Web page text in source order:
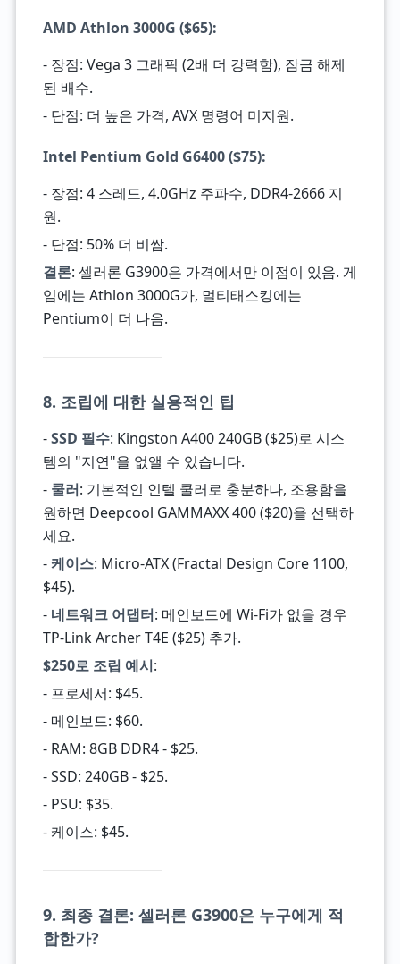
AMD Athlon 3000G ($65):
- 장점: Vega 3 그래픽 (2배 더 강력함), 잠금 해제
된 배수.
- 단점: 더 높은 가격, AVX 명령어 미지원.
Intel Pentium Gold G6400($75):
- 장점: 4 스레드, 4.0GHz 주파수, DDR4-2666 지
원.
- 단점: 50% 더 비쌈.
결론: 셀러론 G3900은 가격에서만 이점이 있음. 게
임에는 Athlon 3000G가, 멀티태스킹에는
Pentium이 더 나음.
8. 조립에 대한 실용적인 팁
-SSD 필수: Kingston A400 240GB ($25)로 시스
템의 "지연"을 없앨 수 있습니다.
- 쿨러: 기본적인 인텔 쿨러로 충분하나, 조용함을
원하면 Deepcool GAMMAXX 400 ($20)을 선택하
세요.
-케이스: Micro-ATX (Fractal Design Core 1100,
$45).
- 네트워크 어댑터: 메인보드에 Wi-Fi가 없을 경우
TP-Link Archer T4E ($25) 추가.
$250로 조립 예시:
- 프로세서: $45.
- 메인보드: $60.
- RAM: 8GB DDR4 - $25.
- SSD: 240GB - $25.
- PSU: $35.
- 케이스: $45.
9. 최종 결론: 셀러론 G3900은 누구에게 적
합한가?